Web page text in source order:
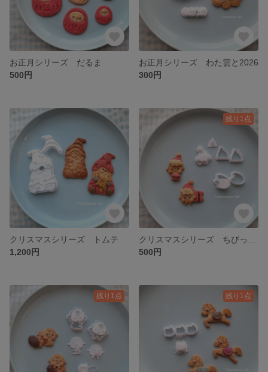
お正月シリーズ だるま
500円
お正月シリーズ わた雲と2026
300円
クリスマスシリーズ トムテ
1,200円
残り1点
500円
残り1点 残り1点